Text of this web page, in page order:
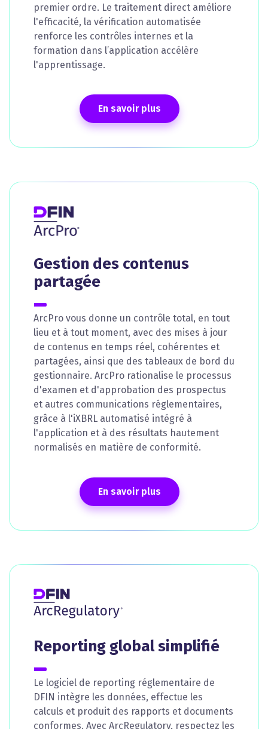
premier ordre. Le traitement direct améliore
l'efficacité, la vérification automatisée
renforce les contrôles internes et la
formation dans l’application accélère
l'apprentissage.
En savoir plus
Gestion des contenus
partagée
ArcPro vous donne un contrôle total, en tout
lieu et à tout moment, avec des mises à jour
de contenus en temps réel, cohérentes et
partagées, ainsi que des tableaux de bord du
gestionnaire. ArcPro rationalise le processus
d'examen et d'approbation des prospectus
et autres communications réglementaires,
grâce à l'iXBRL automatisé intégré à
l'application et à des résultats hautement
normalisés en matière de conformité.
En savoir plus
Reporting global simplifié
Le logiciel de reporting réglementaire de
DFIN intègre les données, effectue les
calculs et produit des rapports et documents
conformes. Avec ArcRegulatory, respectez les